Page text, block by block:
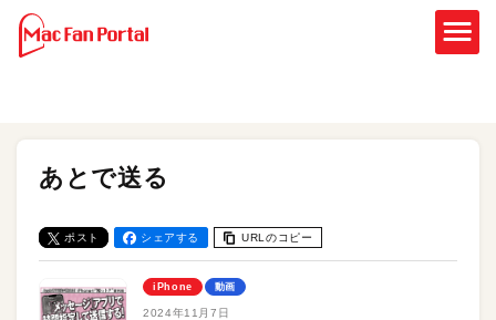
あとで送る
ポスト シェアする URLのコピー
iPhone 動画
2024年11月7日